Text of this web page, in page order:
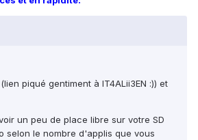
(lien piqué gentiment à IT4ALii3EN :)) et
un peu de place libre sur votre SD
selon le nombre d'applis que vous